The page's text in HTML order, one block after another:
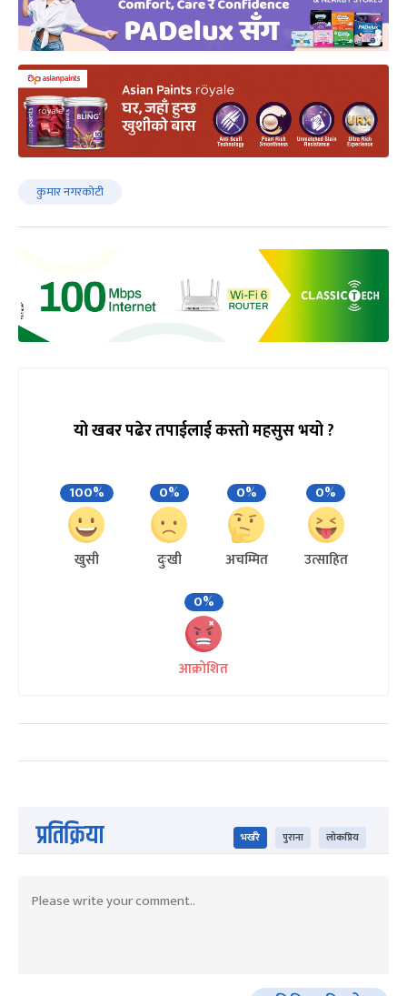
कुमार नगरकोटी
यो खबर पढेर तपाईलाई कस्तो महसुस भयो ?
100%
खुसी
0%
दुःखी
0%
अचम्मित
0%
उत्साहित
0%
आक्रोशित
प्रतिक्रिया भर्खरै पुराना लोकप्रिय